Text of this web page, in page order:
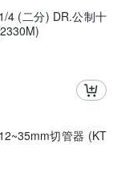
4 (二分) DR.公制十
切管器 (KT